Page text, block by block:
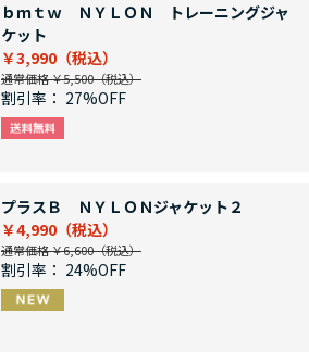
ｂｍｔｗ ＮＹＬＯＮ トレーニングジャ
ケット
￥3,990
通常価格 ￥5,500
割引率： 27%OFF
プラスＢ ＮＹＬＯＮジャケット２
￥4,990
通常価格 ￥6,600
割引率： 24%OFF